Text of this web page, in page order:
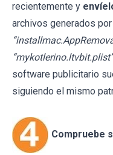
recientemente y
archivos generados por
software publicitario
siguiendo el mismo
Compruebe